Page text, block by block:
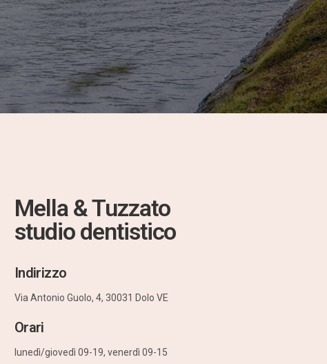
Mella & Tuzzato
studio dentistico
Indirizzo
Via Antonio Guolo, 4, 30031 Dolo VE
Orari
lunedì/giovedì 09-19, venerdì 09-15